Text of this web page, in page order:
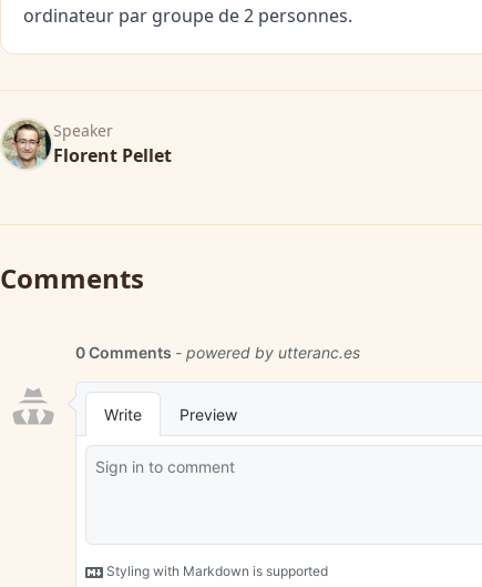
ordinateur par groupe de 2 personnes.
Speaker
Florent Pellet
Comments